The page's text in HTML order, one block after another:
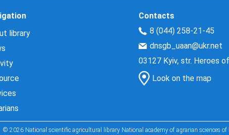
library
Contacts
8 (044) 258-21-45
dnsgb_uaan@ukr.net
03127 Kyiv, str. Heroes
Look on the map
© 2026 National scientific agricultural library National academy of agrarian sciences of